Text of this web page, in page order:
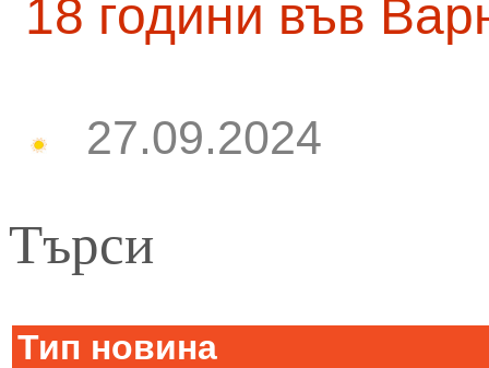
18 години във
27.09.2024
Търси
Тип новина